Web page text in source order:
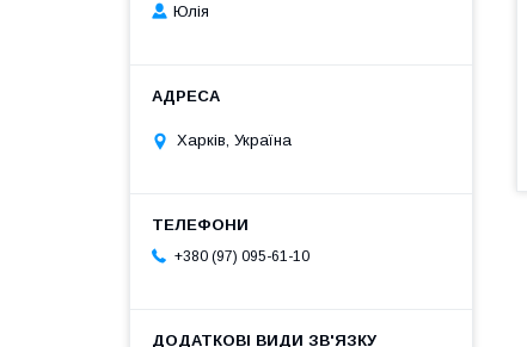
Юлія
Харків, Україна
+380 (97) 095-61-10